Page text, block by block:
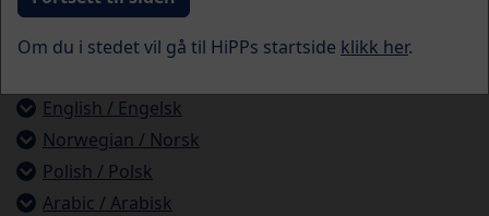
tilberedningsanvisninger på følgende språk:
®
English / Engelsk
Norwegian / Norsk
Polish / Polsk
Arabic / Arabisk
Om du i stedet vil gå til HiPPs startside klikk her.